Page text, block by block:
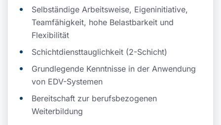
Selbständige Arbeitsweise, Eigeninitiative,
Teamfähigkeit, hohe Belastbarkeit und
Flexibilität
Schichtdiensttauglichkeit (2-Schicht)
Grundlegende Kenntnisse in der Anwendung
von EDV-Systemen
Bereitschaft zur berufsbezogenen
Weiterbildung